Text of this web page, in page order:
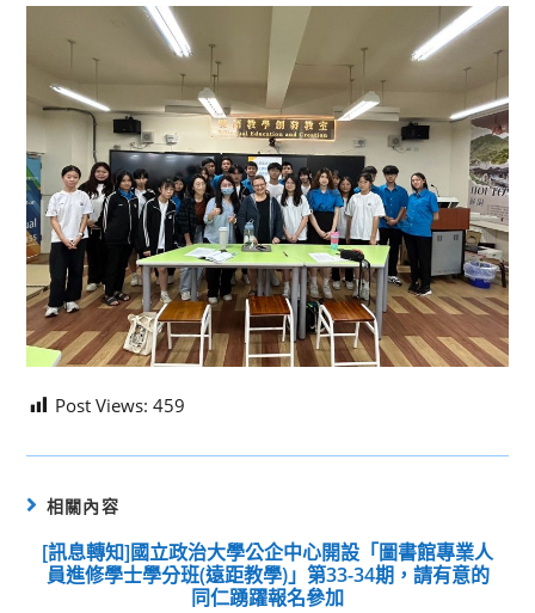
Post Views: 459
相關內容
[訊息轉知]國立政治大學公企中心開設「圖書館專業人
員進修學士學分班(遠距教學)」第33-34期，請有意的
同仁踴躍報名參加